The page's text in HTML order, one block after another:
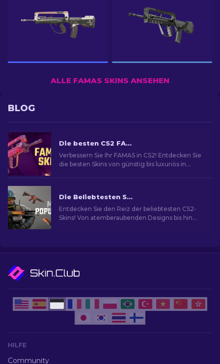
ALLE FAMAS SKINS ANSEHEN
BLOG
Die besten CS2 FAMAS Skins [2026]
Verbessern Sie Ihr FAMAS in CS2! Entdecken Sie
die besten Skins von günstig bis luxuriös in
Die Beliebtesten Skins in CS2
Entdecken Sie den Reiz der beliebtesten CS2-
Skins! Von atemberaubenden Designs bis hin
HILFE
Community